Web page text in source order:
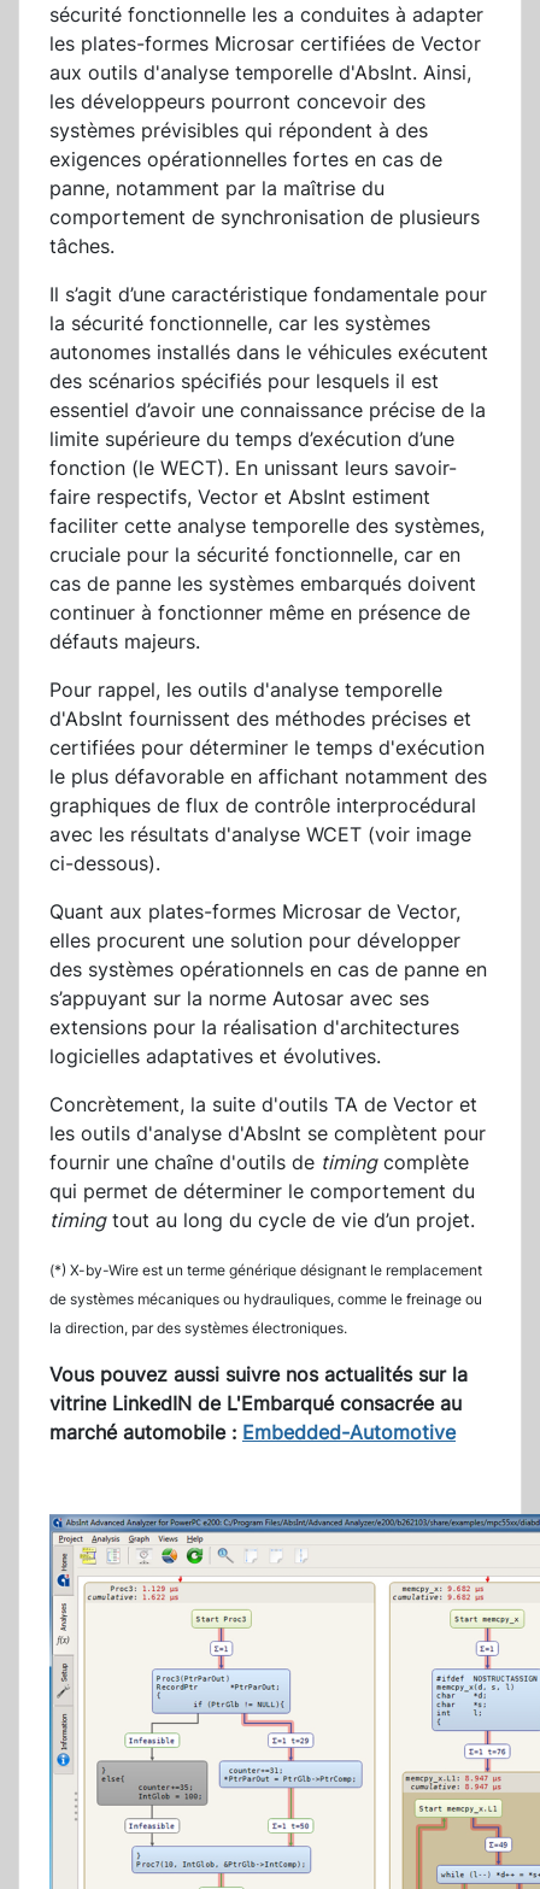
sécurité fonctionnelle les a conduites à adapter
les plates-formes Microsar certifiées de Vector
aux outils d'analyse temporelle d'AbsInt. Ainsi,
les développeurs pourront concevoir des
systèmes prévisibles qui répondent à des
exigences opérationnelles fortes en cas de
panne, notamment par la maîtrise du
comportement de synchronisation de plusieurs
tâches.
Il s’agit d’une caractéristique fondamentale pour
la sécurité fonctionnelle, car les systèmes
autonomes installés dans le véhicules exécutent
des scénarios spécifiés pour lesquels il est
essentiel d’avoir une connaissance précise de la
limite supérieure du temps d’exécution d’une
fonction (le WECT). En unissant leurs savoir-
faire respectifs, Vector et AbsInt estiment
faciliter cette analyse temporelle des systèmes,
cruciale pour la sécurité fonctionnelle, car en
cas de panne les systèmes embarqués doivent
continuer à fonctionner même en présence de
défauts majeurs.
Pour rappel, les outils d'analyse temporelle
d'AbsInt fournissent des méthodes précises et
certifiées pour déterminer le temps d'exécution
le plus défavorable en affichant notamment des
graphiques de flux de contrôle interprocédural
avec les résultats d'analyse WCET (voir image
ci-dessous).
Quant aux plates-formes Microsar de Vector,
elles procurent une solution pour développer
des systèmes opérationnels en cas de panne en
s’appuyant sur la norme Autosar avec ses
extensions pour la réalisation d'architectures
logicielles adaptatives et évolutives.
Concrètement, la suite d'outils TA de Vector et
les outils d'analyse d'AbsInt se complètent pour
fournir une chaîne d'outils de timingcomplète
qui permet de déterminer le comportement du
timingtout au long du cycle de vie d’un projet.
(*) X-by-Wire est un terme générique désignant le remplacement
de systèmes mécaniques ou hydrauliques, comme le freinage ou
la direction, par des systèmes électroniques.
Vous pouvez aussi suivre nos actualités sur la
vitrine LinkedIN de L'Embarqué consacrée au
marché automobile : Embedded-Automotive